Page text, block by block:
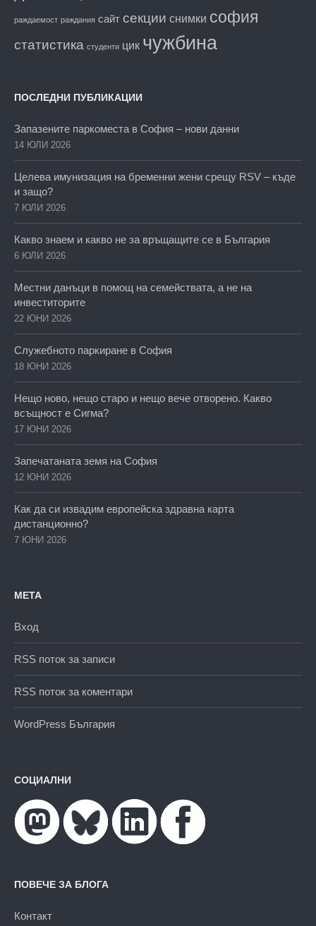
раждаемост раждания сайт секции снимки софия
статистика студенти цик чужбина
ПОСЛЕДНИ ПУБЛИКАЦИИ
Запазените паркоместа в София – нови данни
14 ЮЛИ 2026
Целева имунизация на бременни жени срещу RSV – къде
и защо?
7 ЮЛИ 2026
Какво знаем и какво не за връщащите се в България
6 ЮЛИ 2026
Местни данъци в помощ на семействата, а не на
инвеститорите
22 ЮНИ 2026
Служебното паркиране в София
18 ЮНИ 2026
Нещо ново, нещо старо и нещо вече отворено. Какво
всъщност е Сигма?
17 ЮНИ 2026
Запечатаната земя на София
12 ЮНИ 2026
Как да си извадим европейска здравна карта
дистанционно?
7 ЮНИ 2026
МЕТА
Вход
RSS поток за записи
RSS поток за коментари
WordPress България
СОЦИАЛНИ
ПОВЕЧЕ ЗА БЛОГА
Контакт